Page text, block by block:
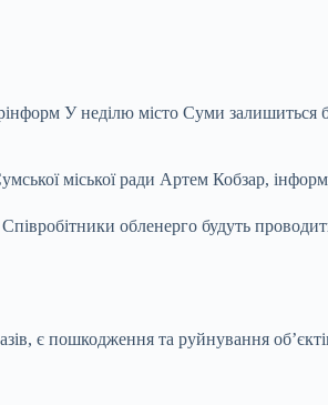
У неділю місто Суми залишиться
міської ради Артем Кобзар,
обленерго будуть
є пошкодження та руйнування